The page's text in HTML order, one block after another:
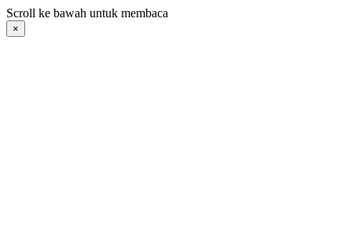
Langsung
ke
konten
Scroll ke bawah untuk membaca
×